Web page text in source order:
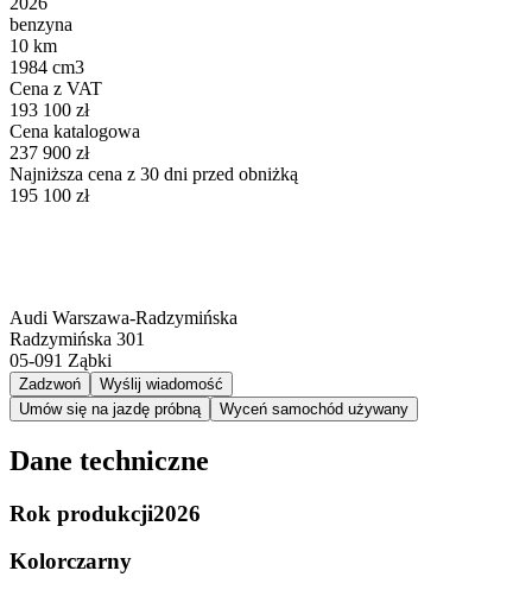
benzyna
10 km
1984 cm3
Cena z VAT
193 100 zł
Cena katalogowa
237 900 zł
Najniższa cena z 30 dni przed obniżką
195 100 zł
Audi Warszawa-Radzymińska
Radzymińska 301
05-091 Ząbki
Zadzwoń
Wyślij wiadomość
Umów się na jazdę próbną
Wyceń samochód używany
Dane techniczne
Rok produkcji2026
Kolorczarny